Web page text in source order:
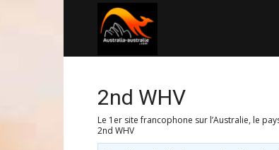
2nd WHV
Le 1er site francophone sur l’Australie, le
2nd WHV